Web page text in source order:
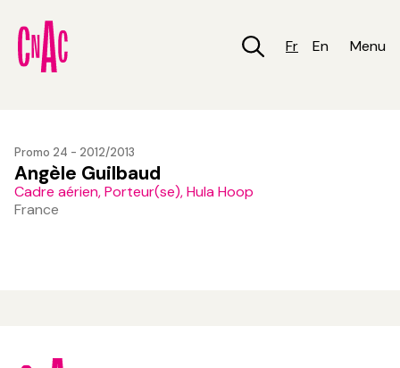
contenu
principal
Fr En Menu
Promo 24 - 2012/2013
Angèle Guilbaud
Cadre aérien, Porteur(se), Hula Hoop
France